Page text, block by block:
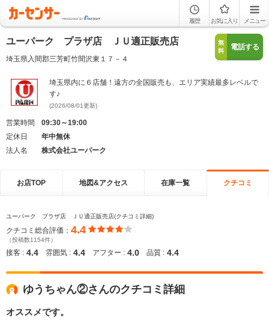
履歴 お気に入り メニュー
ユーパーク プラザ店 ＪＵ適正販売店
埼玉県入間郡三芳町竹間沢東１７－４
無
料
電話する
埼玉県内に６店舗！遠方の全国販売も、エリア実績最多レベルで
す♪
(2026/08/01更新)
営業時間
09:30～19:00
定休日
年中無休
法人名
株式会社ユーパーク
お店TOP 地図&アクセス 在庫一覧 クチコミ
ユーパーク プラザ店 ＪＵ適正販売店(クチコミ詳細)
クチコミ総合評価： 4.4
（投稿数1154件）
接客 : 4.4 雰囲気 : 4.4 アフター : 4.0 品質 : 4.4
ゆうちゃん②さんのクチコミ詳細
オススメです。